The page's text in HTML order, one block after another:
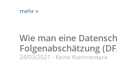
mehr »
Wie man eine
Folgenabschätzung
24/03/2021 Keine Kommentare